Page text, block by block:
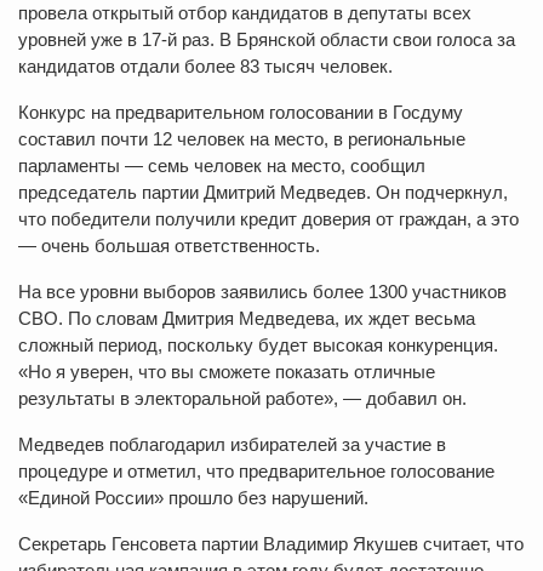
провела открытый отбор кандидатов в депутаты всех
уровней уже в 17-й раз. В Брянской области свои голоса за
кандидатов отдали более 83 тысяч человек.
Конкурс на предварительном голосовании в Госдуму
составил почти 12 человек на место, в региональные
парламенты — семь человек на место, сообщил
председатель партии Дмитрий Медведев. Он подчеркнул,
что победители получили кредит доверия от граждан, а это
— очень большая ответственность.
На все уровни выборов заявились более 1300 участников
СВО. По словам Дмитрия Медведева, их ждет весьма
сложный период, поскольку будет высокая конкуренция.
«Но я уверен, что вы сможете показать отличные
результаты в электоральной работе», — добавил он.
Медведев поблагодарил избирателей за участие в
процедуре и отметил, что предварительное голосование
«Единой России» прошло без нарушений.
Секретарь Генсовета партии Владимир Якушев считает, что